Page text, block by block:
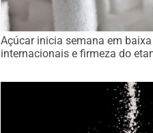
Açúcar inicia semana em
internacionais e firmeza do